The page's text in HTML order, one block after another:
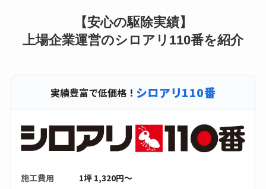
【安心の駆除実績】
上場企業運営のシロアリ110番を紹介
実績豊富で低価格！ シロアリ110番
施工費用
1坪 1,320円〜